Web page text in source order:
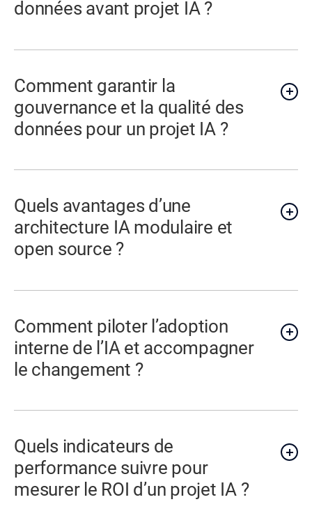
données avant projet IA ?
Comment garantir la
gouvernance et la qualité des
données pour un projet IA ?
Quels avantages d’une
architecture IA modulaire et
open source ?
Comment piloter l’adoption
interne de l’IA et accompagner
le changement ?
Quels indicateurs de
performance suivre pour
mesurer le ROI d’un projet IA ?